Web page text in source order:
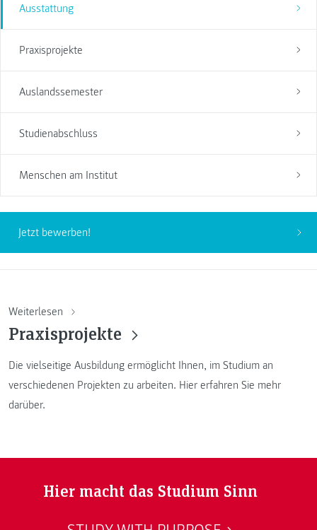
Ausstattung
Praxisprojekte
Auslandssemester
Studienabschluss
Menschen am Institut
Jetzt bewerben!
Weiterlesen
Praxisprojekte
Die vielseitige Ausbildung ermöglicht Ihnen, im Studium an
verschiedenen Projekten zu arbeiten. Hier erfahren Sie mehr
darüber.
Hier macht das Studium Sinn